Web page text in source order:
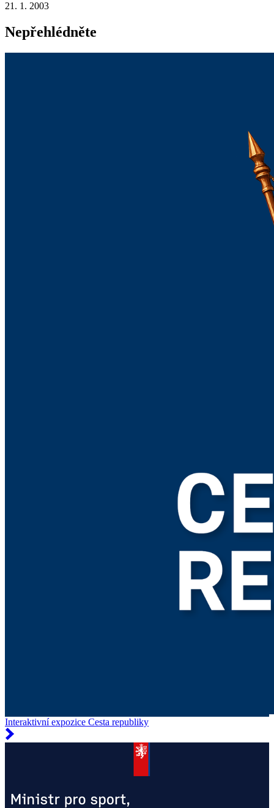
21. 1. 2003
Nepřehlédněte
Interaktivní expozice Cesta republiky